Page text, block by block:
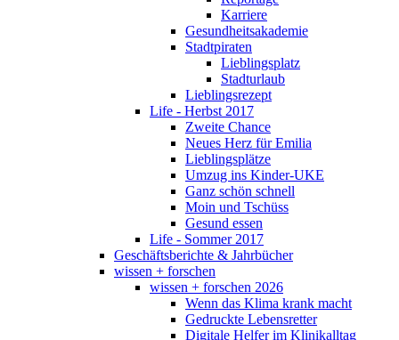
Karriere
Gesundheitsakademie
Stadtpiraten
Lieblingsplatz
Stadturlaub
Lieblingsrezept
Life - Herbst 2017
Zweite Chance
Neues Herz für Emilia
Lieblingsplätze
Umzug ins Kinder-UKE
Ganz schön schnell
Moin und Tschüss
Gesund essen
Life - Sommer 2017
Geschäftsberichte & Jahrbücher
wissen + forschen
wissen + forschen 2026
Wenn das Klima krank macht
Gedruckte Lebensretter
Digitale Helfer im Klinikalltag